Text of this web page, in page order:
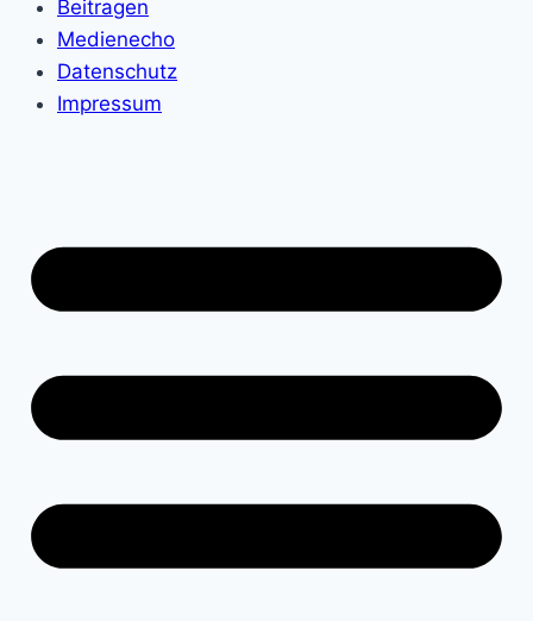
Beitragen
Medienecho
Datenschutz
Impressum